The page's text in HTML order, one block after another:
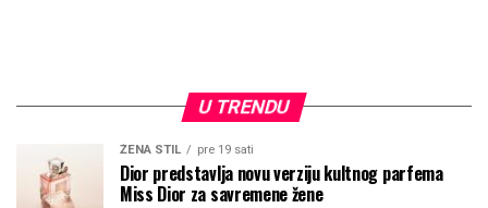
U TRENDU
ŽENA STIL pre 19 sati
Dior predstavlja novu verziju kultnog parfema
Miss Dior za savremene žene